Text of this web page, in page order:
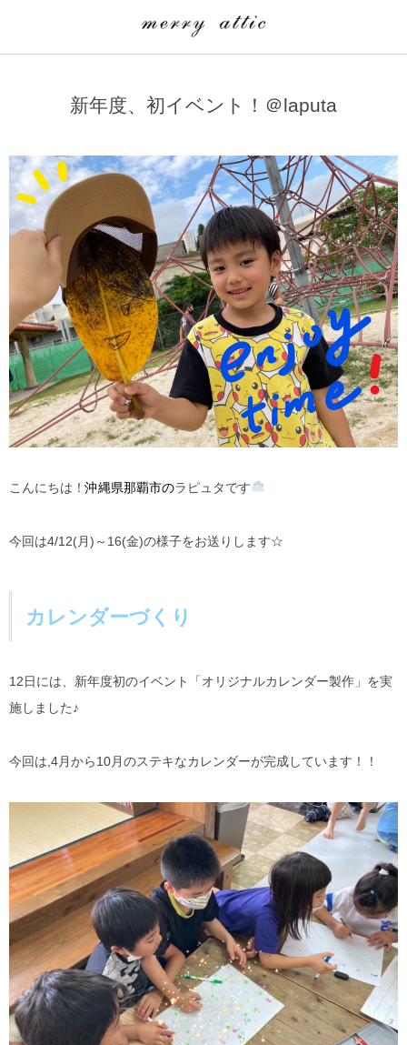
新年度、初イベント！＠laputa
こんにちは！沖縄県那覇市のラピュタです
今回は4/12(月)～16(金)の様子をお送りします☆
カレンダーづくり
12日には、新年度初のイベント「オリジナルカレンダー製作」を実
施しました♪
今回は,4月から10月のステキなカレンダーが完成しています！！
merry attic ミュージッククラス